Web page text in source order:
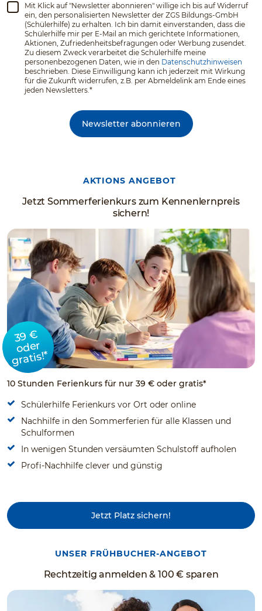
Mit Klick auf "Newsletter abonnieren" willige ich bis auf Widerruf
ein, den personalisierten Newsletter der ZGS Bildungs-GmbH
(Schülerhilfe) zu erhalten. Ich bin damit einverstanden, dass die
Schülerhilfe mir per E-Mail an mich gerichtete Informationen,
Aktionen, Zufriedenheitsbefragungen oder Werbung zusendet.
Zu diesem Zweck verarbeitet die Schülerhilfe meine
personenbezogenen Daten, wie in den Datenschutzhinweisen
beschrieben. Diese Einwilligung kann ich jederzeit mit Wirkung
für die Zukunft widerrufen, z.B. per Abmeldelink am Ende eines
jeden Newsletters.*
Newsletter abonnieren
AKTIONS ANGEBOT
Jetzt Sommerferienkurs zum Kennenlernpreis
sichern!
39 €
oder
gratis!*
10 Stunden Ferienkurs für nur 39 € oder gratis*
Schülerhilfe Ferienkurs vor Ort oder online
Nachhilfe in den Sommerferien für alle Klassen und
Schulformen
In wenigen Stunden versäumten Schulstoff aufholen
Profi-Nachhilfe clever und günstig
Jetzt Platz sichern!
UNSER FRÜHBUCHER-ANGEBOT
Rechtzeitig anmelden & 100 € sparen